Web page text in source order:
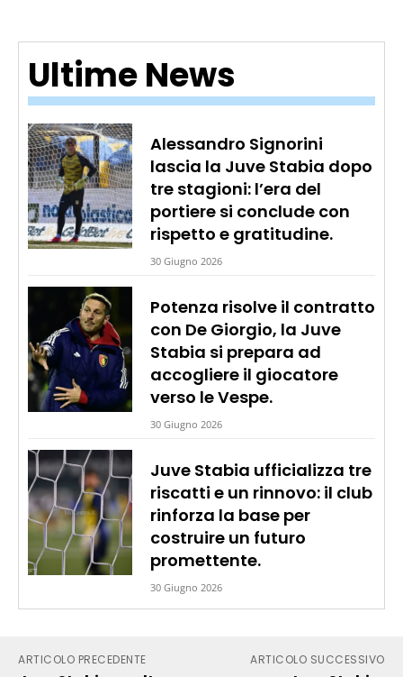
Ultime News
Alessandro Signorini
lascia la Juve Stabia dopo
tre stagioni: l’era del
portiere si conclude con
rispetto e gratitudine.
30 Giugno 2026
Potenza risolve il contratto
con De Giorgio, la Juve
Stabia si prepara ad
accogliere il giocatore
verso le Vespe.
30 Giugno 2026
Juve Stabia ufficializza tre
riscatti e un rinnovo: il club
rinforza la base per
costruire un futuro
promettente.
30 Giugno 2026
ARTICOLO PRECEDENTE ARTICOLO SUCCESSIVO